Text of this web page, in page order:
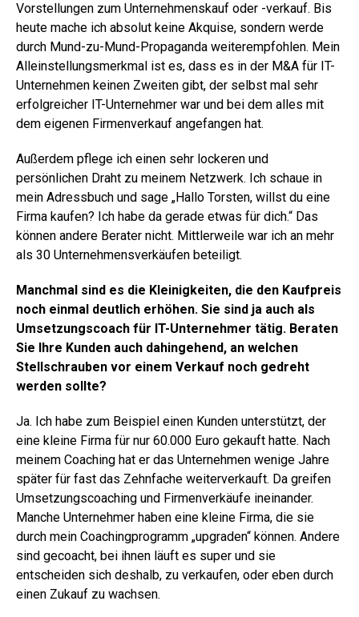
Vorstellungen zum Unternehmenskauf oder -verkauf. Bis
heute mache ich absolut keine Akquise, sondern werde
durch Mund-zu-Mund-Propaganda weiterempfohlen. Mein
Alleinstellungsmerkmal ist es, dass es in der M&A für IT-
Unternehmen keinen Zweiten gibt, der selbst mal sehr
erfolgreicher IT-Unternehmer war und bei dem alles mit
dem eigenen Firmenverkauf angefangen hat.
Außerdem pflege ich einen sehr lockeren und
persönlichen Draht zu meinem Netzwerk. Ich schaue in
mein Adressbuch und sage „Hallo Torsten, willst du eine
Firma kaufen? Ich habe da gerade etwas für dich.“ Das
können andere Berater nicht. Mittlerweile war ich an mehr
als 30 Unternehmensverkäufen beteiligt.
Manchmal sind es die Kleinigkeiten, die den Kaufpreis
noch einmal deutlich erhöhen. Sie sind ja auch als
Umsetzungscoach für IT-Unternehmer tätig. Beraten
Sie Ihre Kunden auch dahingehend, an welchen
Stellschrauben vor einem Verkauf noch gedreht
werden sollte?
Ja. Ich habe zum Beispiel einen Kunden unterstützt, der
eine kleine Firma für nur 60.000 Euro gekauft hatte. Nach
meinem Coaching hat er das Unternehmen wenige Jahre
später für fast das Zehnfache weiterverkauft. Da greifen
Umsetzungscoaching und Firmenverkäufe ineinander.
Manche Unternehmer haben eine kleine Firma, die sie
durch mein Coachingprogramm „upgraden“ können. Andere
sind gecoacht, bei ihnen läuft es super und sie
entscheiden sich deshalb, zu verkaufen, oder eben durch
einen Zukauf zu wachsen.